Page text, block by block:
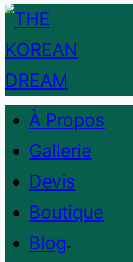
À Propos
Gallerie
Devis
Boutique
Blog